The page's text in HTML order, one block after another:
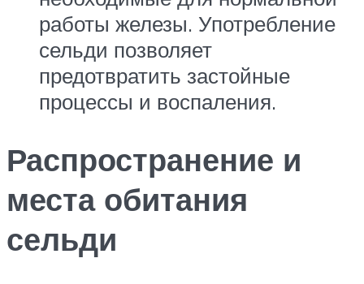
работы железы. Употребление
сельди позволяет
предотвратить застойные
процессы и воспаления.
Распространение и
места обитания
сельди